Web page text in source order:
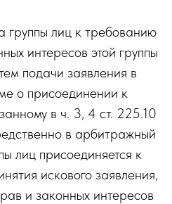
группы лиц к требованию
интересов этой группы
подачи заявления в
о присоединении к
в ч. 3, 4 ст. 225.10
в арбитражный
лиц присоединяется к
искового заявления,
и законных интересов